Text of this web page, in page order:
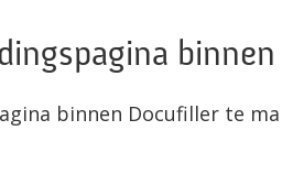
binnen Docufiller te